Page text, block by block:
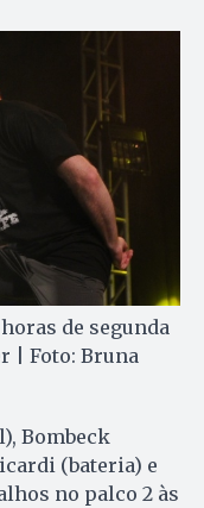
de segunda
| Foto: Bruna
Bombeck
(bateria) e
no palco 2 às